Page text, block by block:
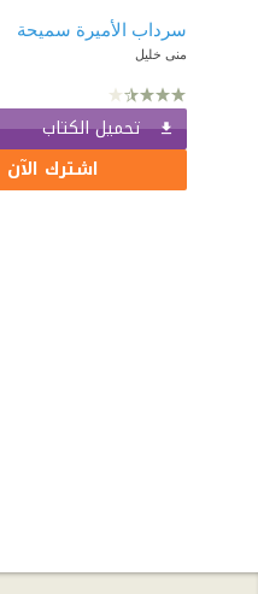
سرداب الأميرة سميحة
منى خليل
تحميل الكتاب
اشترك الآن